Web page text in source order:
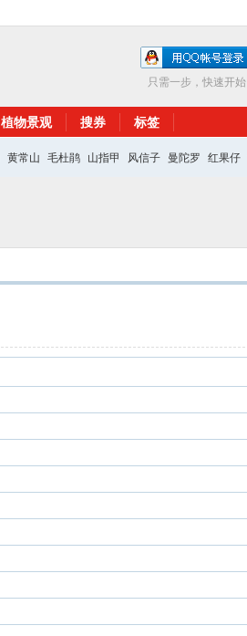
只需一步，快速开始
植物景观 搜券 标签
黄常山 毛杜鹃 山指甲 风信子 曼陀罗 红果仔